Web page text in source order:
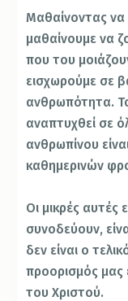
Μαθαίνοντας
μαθαίνουμε να
που του
εισχωρούμε σε
ανθρωπότητα.
αναπτυχθεί σε
ανθρωπίνου
καθημερινών
Οι μικρές αυτές
συνοδεύουν,
δεν είναι ο
προορισμός μας
του Χριστού.